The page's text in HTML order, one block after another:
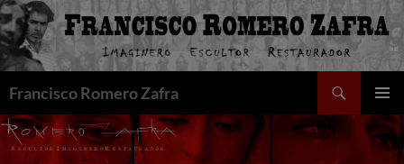
Saltar
al
contenido
Francisco Romero Zafra
MENÚ